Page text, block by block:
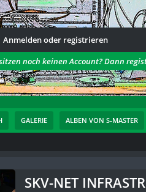
Anmelden oder registrieren
noch keinen Account? Dann
GALERIE ALBEN VON S-MASTER
SKV-NET